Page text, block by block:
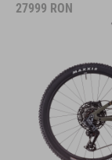
27999 RON